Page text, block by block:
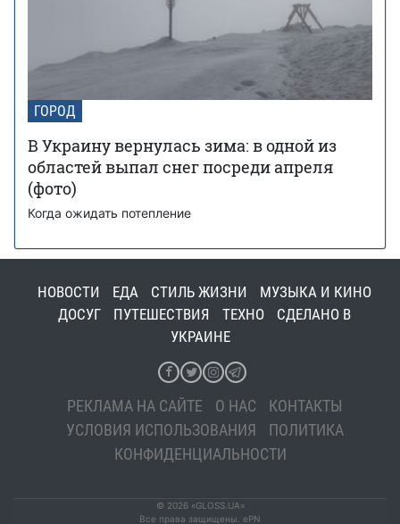
ГОРОД
В Украину вернулась зима: в одной из
областей выпал снег посреди апреля
(фото)
Когда ожидать потепление
НОВОСТИ ЕДА СТИЛЬ ЖИЗНИ
МУЗЫКА И КИНО
ДОСУГ
ПУТЕШЕСТВИЯ ТЕХНО
СДЕЛАНО В
УКРАИНЕ
РЕКЛАМА НА САЙТЕ О НАС
КОНТАКТЫ
УСЛОВИЯ ИСПОЛЬЗОВАНИЯ
ПОЛИТИКА
КОНФИДЕНЦИАЛЬНОСТИ
© 2026 «GLOSS.UA»
Все права защищены. ePN